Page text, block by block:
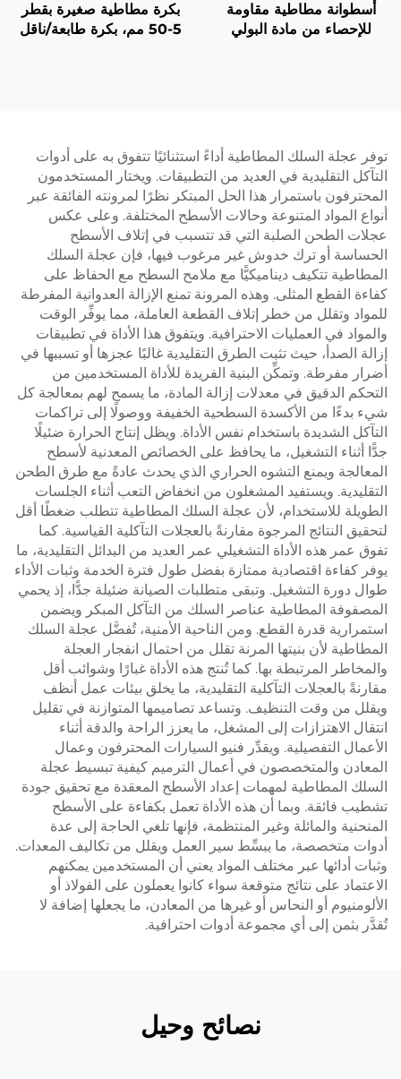
أسطوانة مطاطية مقاومة
للإحصاء من مادة البولي
بكرة مطاطية صغيرة بقطر
5-50 مم، بكرة طابعة/ناقل
توفر عجلة السلك المطاطية أداءً استثنائيًا تتفوق به على أدوات
التآكل التقليدية في العديد من التطبيقات. ويختار المستخدمون
المحترفون باستمرار هذا الحل المبتكر نظرًا لمرونته الفائقة عبر
أنواع المواد المتنوعة وحالات الأسطح المختلفة. وعلى عكس
عجلات الطحن الصلبة التي قد تتسبب في إتلاف الأسطح
الحساسة أو ترك خدوش غير مرغوب فيها، فإن عجلة السلك
المطاطية تتكيف ديناميكيًّا مع ملامح السطح مع الحفاظ على
كفاءة القطع المثلى. وهذه المرونة تمنع الإزالة العدوانية المفرطة
للمواد وتقلل من خطر إتلاف القطعة العاملة، مما يوفِّر الوقت
والمواد في العمليات الاحترافية. ويتفوق هذا الأداة في تطبيقات
إزالة الصدأ، حيث تثبت الطرق التقليدية غالبًا عجزها أو تسببها في
أضرار مفرطة. وتمكِّن البنية الفريدة للأداة المستخدمين من
التحكم الدقيق في معدلات إزالة المادة، ما يسمح لهم بمعالجة كل
شيء بدءًا من الأكسدة السطحية الخفيفة ووصولًا إلى تراكمات
التآكل الشديدة باستخدام نفس الأداة. ويظل إنتاج الحرارة ضئيلًا
جدًّا أثناء التشغيل، ما يحافظ على الخصائص المعدنية لأسطح
المعالجة ويمنع التشوه الحراري الذي يحدث عادةً مع طرق الطحن
التقليدية. ويستفيد المشغلون من انخفاض التعب أثناء الجلسات
الطويلة للاستخدام، لأن عجلة السلك المطاطية تتطلب ضغطًا أقل
لتحقيق النتائج المرجوة مقارنةً بالعجلات التآكلية القياسية. كما
تفوق عمر هذه الأداة التشغيلي عمر العديد من البدائل التقليدية، ما
يوفر كفاءة اقتصادية ممتازة بفضل طول فترة الخدمة وثبات الأداء
طوال دورة التشغيل. وتبقى متطلبات الصيانة ضئيلة جدًّا، إذ يحمي
المصفوفة المطاطية عناصر السلك من التآكل المبكر ويضمن
استمرارية قدرة القطع. ومن الناحية الأمنية، تُفضَّل عجلة السلك
المطاطية لأن بنيتها المرنة تقلل من احتمال انفجار العجلة
والمخاطر المرتبطة بها. كما تُنتج هذه الأداة غبارًا وشوائب أقل
مقارنةً بالعجلات التآكلية التقليدية، ما يخلق بيئات عمل أنظف
ويقلل من وقت التنظيف. وتساعد تصاميمها المتوازنة في تقليل
انتقال الاهتزازات إلى المشغل، ما يعزز الراحة والدقة أثناء
الأعمال التفصيلية. ويقدِّر فنيو السيارات المحترفون وعمال
المعادن والمتخصصون في أعمال الترميم كيفية تبسيط عجلة
السلك المطاطية لمهمات إعداد الأسطح المعقدة مع تحقيق جودة
تشطيب فائقة. وبما أن هذه الأداة تعمل بكفاءة على الأسطح
المنحنية والمائلة وغير المنتظمة، فإنها تلغي الحاجة إلى عدة
أدوات متخصصة، ما يبسِّط سير العمل ويقلل من تكاليف المعدات.
وثبات أدائها عبر مختلف المواد يعني أن المستخدمين يمكنهم
الاعتماد على نتائج متوقعة سواء كانوا يعملون على الفولاذ أو
الألومنيوم أو النحاس أو غيرها من المعادن، ما يجعلها إضافة لا
تُقدَّر بثمن إلى أي مجموعة أدوات احترافية.
نصائح وحيل